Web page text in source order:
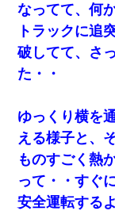
なってて、何
トラックに追
破してて、さ
た・・
ゆっくり横を
える様子と、
ものすごく熱
って・・すぐ
安全運転する